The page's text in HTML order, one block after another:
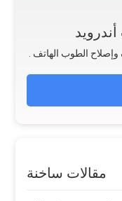
وإصلاح الطوب الهاتف
مقالات ساخنة